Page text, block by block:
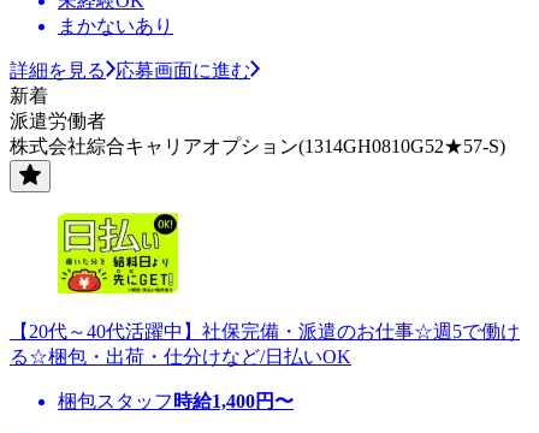
まかないあり
詳細を見る
応募画面に進む
新着
派遣労働者
株式会社綜合キャリアオプション(1314GH0810G52★57-S)
【20代～40代活躍中】社保完備・派遣のお仕事☆週5で働け
る☆梱包・出荷・仕分けなど/日払いOK
梱包スタッフ 時給1,400円〜